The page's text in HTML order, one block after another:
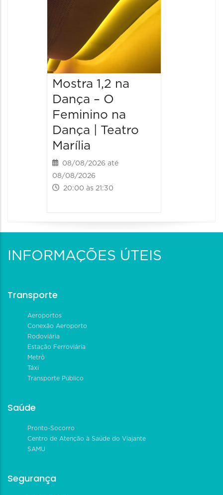
Mostra 1,2 na
Dança – O
Feminino na
Dança | Teatro
Marília
08/08/2026 até
08/08/2026
20:00 às 21:30
INFORMAÇÕES ÚTEIS
Transporte
Aeroportos
Conexão Aeroporto
Rodoviária
Estação Ferroviária
Metrô
Táxi
Transporte Público
Saúde
Pronto-Socorro
Centro de Atenção à Saúde do Viajante
SAMU
Segurança